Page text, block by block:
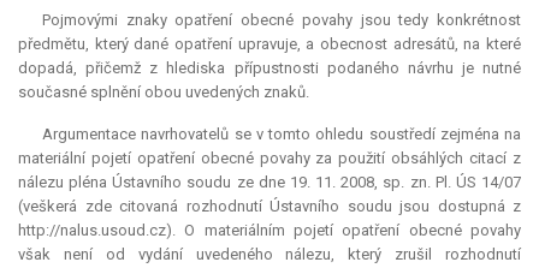
Pojmovými znaky opatření obecné povahy jsou tedy konkrétnost
předmětu, který dané opatření upravuje, a obecnost adresátů, na které
dopadá, přičemž z hlediska přípustnosti podaného návrhu je nutné
současné splnění obou uvedených znaků.
Argumentace navrhovatelů se v tomto ohledu soustředí zejména na
materiální pojetí opatření obecné povahy za použití obsáhlých citací z
nálezu pléna Ústavního soudu ze dne 19. 11. 2008, sp. zn. Pl. ÚS 14/07
(veškerá zde citovaná rozhodnutí Ústavního soudu jsou dostupná z
http://nalus.usoud.cz). O materiálním pojetí opatření obecné povahy
však není od vydání uvedeného nálezu, který zrušil rozhodnutí